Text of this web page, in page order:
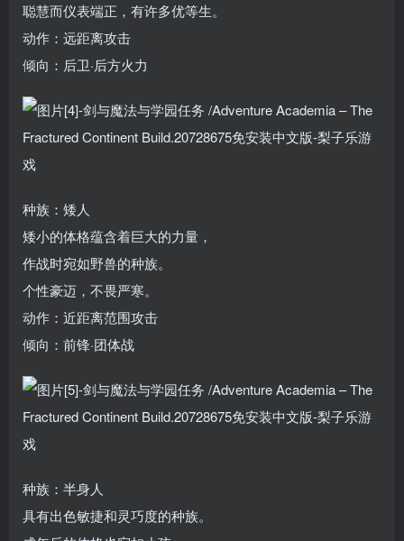
聪慧而仪表端正，有许多优等生。
动作：远距离攻击
倾向：后卫·后方火力
种族：矮人
矮小的体格蕴含着巨大的力量，
作战时宛如野兽的种族。
个性豪迈，不畏严寒。
动作：近距离范围攻击
倾向：前锋·团体战
种族：半身人
具有出色敏捷和灵巧度的种族。